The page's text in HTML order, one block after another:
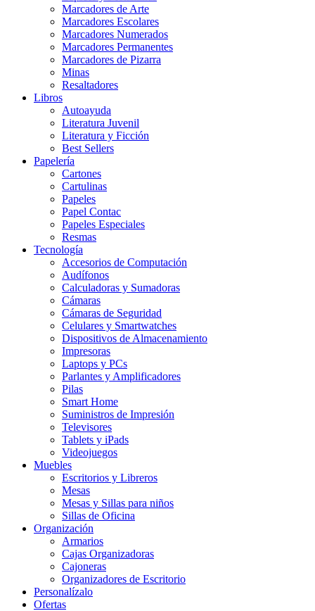
Marcadores de Arte
Marcadores Escolares
Marcadores Numerados
Marcadores Permanentes
Marcadores de Pizarra
Minas
Resaltadores
Libros
Autoayuda
Literatura Juvenil
Literatura y Ficción
Best Sellers
Papelería
Cartones
Cartulinas
Papeles
Papel Contac
Papeles Especiales
Resmas
Tecnología
Accesorios de Computación
Audífonos
Calculadoras y Sumadoras
Cámaras
Cámaras de Seguridad
Celulares y Smartwatches
Dispositivos de Almacenamiento
Impresoras
Laptops y PCs
Parlantes y Amplificadores
Pilas
Smart Home
Suministros de Impresión
Televisores
Tablets y iPads
Videojuegos
Muebles
Escritorios y Libreros
Mesas
Mesas y Sillas para niños
Sillas de Oficina
Organización
Armarios
Cajas Organizadoras
Cajoneras
Organizadores de Escritorio
Personalízalo
Ofertas